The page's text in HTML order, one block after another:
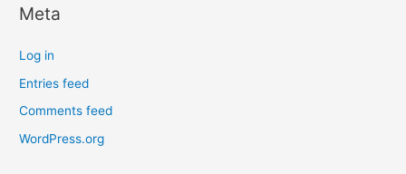
Meta
Log in
Entries feed
Comments feed
WordPress.org